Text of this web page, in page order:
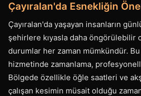
Çayıralan'da Esnekliğin
Çayıralan'da yaşayan insanların
şehirlere kıyasla daha öngörülebilir
durumlar her zaman mümkündür.
hizmetinde zamanlama,
Bölgede özellikle öğle saatleri ve
çalışan kesimin müsait olduğu